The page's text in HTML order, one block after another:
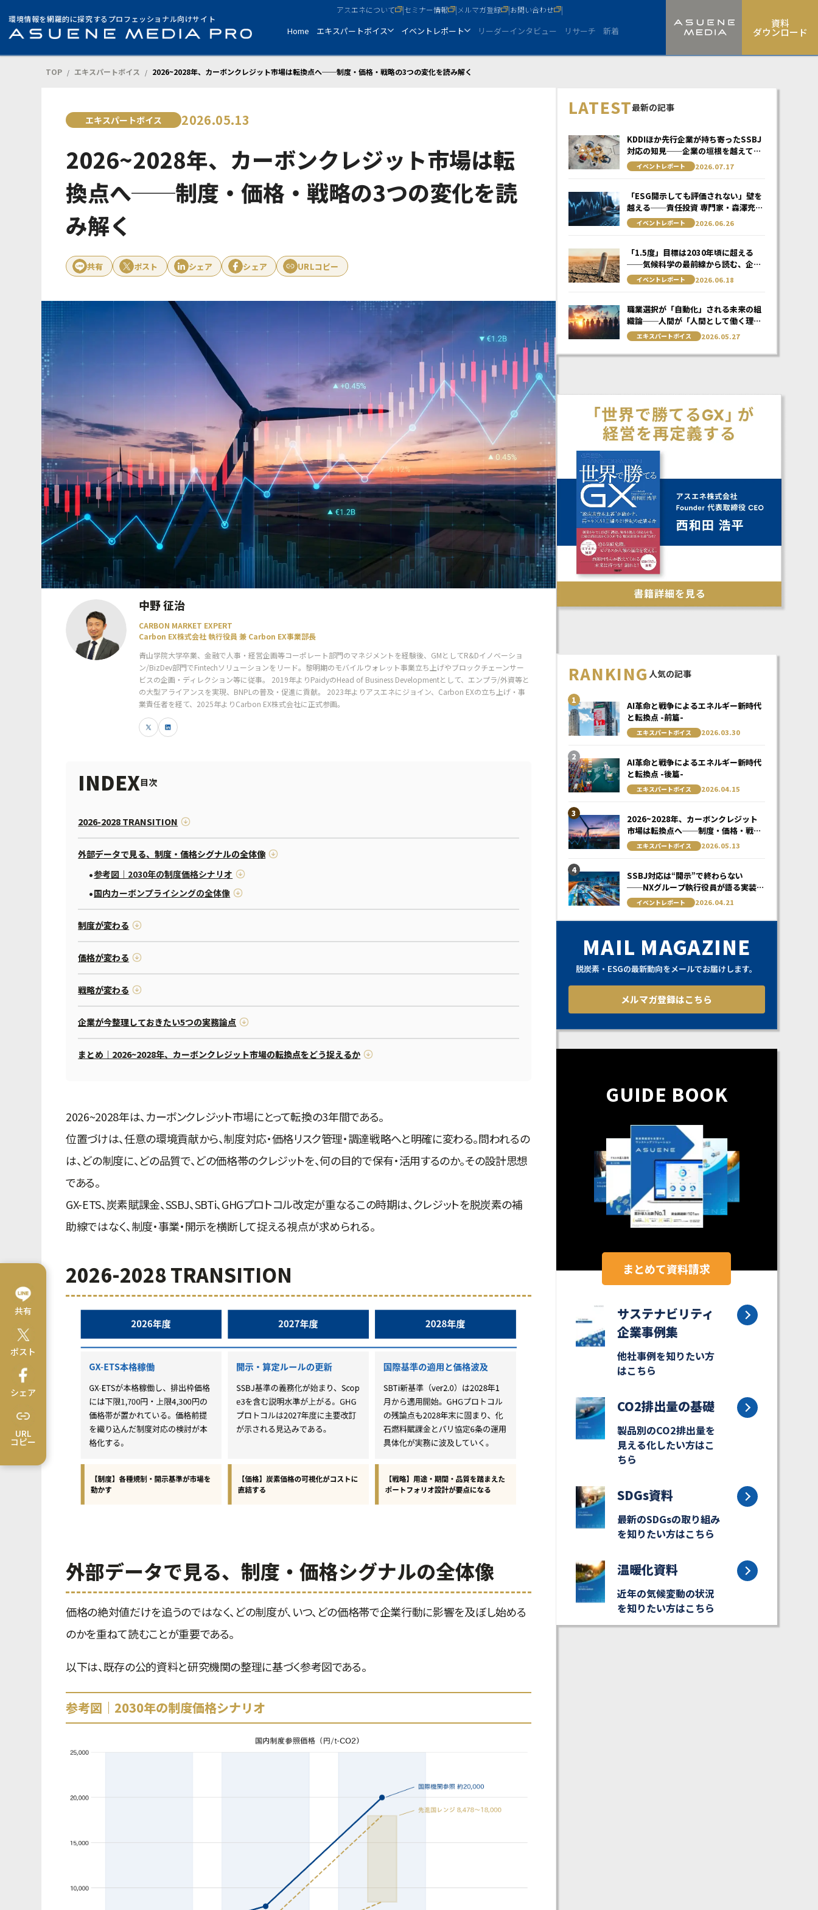
アスエネについて |セミナー情報 | メルマガ登録 |お問い合わせ
|
環境情報を網羅的に探究するプロフェッショナル向けサイト
Home エキスパートボイス イベントレポート リーダーインタビュー リサーチ 新着
資料
ダウンロード
共有
ポスト
シェア
URL
コピー
TOP / エキスパートボイス / 2026~2028年、カーボンクレジット市場は転換点へ──制度・価格・戦略の3つの変化を読み解く
エキスパートボイス 2026.05.13
2026~2028年、カーボンクレジット市場は転
換点へ──制度・価格・戦略の3つの変化を読
み解く
共有 ポスト シェア シェア URLコピー
中野 征治
CARBON MARKET EXPERT
Carbon EX株式会社 執行役員 兼 Carbon EX事業部長
青山学院大学卒業、金融で人事・経営企画等コーポレート部門のマネジメントを経験後、GMとしてR&Dイノベーショ
ン/BizDev部門でFintechソリューションをリード。黎明期のモバイルウォレット事業立ち上げやブロックチェーンサー
ビスの企画・ディレクション等に従事。 2019年よりPaidyのHead of Business Developmentとして、エンプラ/外資等と
の大型アライアンスを実現、BNPLの普及・促進に貢献。 2023年よりアスエネにジョイン、Carbon EXの立ち上げ・事
業責任者を経て、2025年よりCarbon EX株式会社に正式参画。
INDEX目次
2026-2028 TRANSITION
外部データで見る、制度・価格シグナルの全体像
参考図｜2030年の制度価格シナリオ
国内カーボンプライシングの全体像
制度が変わる
価格が変わる
戦略が変わる
企業が今整理しておきたい5つの実務論点
まとめ｜2026~2028年、カーボンクレジット市場の転換点をどう捉えるか
2026~2028年は、カーボンクレジット市場にとって転換の3年間である。
位置づけは、任意の環境貢献から、制度対応・価格リスク管理・調達戦略へと明確に変わる。問われるの
は、どの制度に、どの品質で、どの価格帯のクレジットを、何の目的で保有・活用するのか。その設計思想
である。
GX-ETS、炭素賦課金、SSBJ、SBTi、GHGプロトコル改定が重なるこの時期は、クレジットを脱炭素の補
助線ではなく、制度・事業・開示を横断して捉える視点が求められる。
2026-2028 TRANSITION
外部データで見る、制度・価格シグナルの全体像
価格の絶対値だけを追うのではなく、どの制度が、いつ、どの価格帯で企業行動に影響を及ぼし始める
のかを重ねて読むことが重要である。
以下は、既存の公的資料と研究機関の整理に基づく参考図である。
参考図｜2030年の制度価格シナリオ
LATEST最新の記事
KDDIほか先行企業が持ち寄ったSSBJ
対応の知見──企業の垣根を越えて掴
んだ糸口
イベントレポート 2026.07.17
「ESG開示しても評価されない」壁を
越える──責任投資 専門家・森澤充世
氏が説く、日本企業の勝ち筋
イベントレポート 2026.06.26
「1.5度」目標は2030年頃に超える
──気候科学の最前線から読む、企業
GX戦略のリアルな出発点
イベントレポート 2026.06.18
職業選択が「自動化」される未来の組
織論──人間が「人間として働く理
由」を、経営者はどう再定義すべきか
エキスパートボイス 2026.05.27
RANKING 人気の記事
1
AI革命と戦争によるエネルギー新時代
と転換点 -前篇-
エキスパートボイス 2026.03.30
2
AI革命と戦争によるエネルギー新時代
と転換点 -後篇-
エキスパートボイス 2026.04.15
3
2026~2028年、カーボンクレジット
市場は転換点へ──制度・価格・戦略
の3つの変化を読み解く
エキスパートボイス 2026.05.13
4
SSBJ対応は“開示”で終わらない
──NXグループ執行役員が語る実装の
リアル
イベントレポート 2026.04.21
MAIL MAGAZINE
脱炭素・ESGの最新動向をメールでお届けします。
メルマガ登録はこちら
GUIDE BOOK
まとめて資料請求
サステナビリティ
企業事例集
他社事例を知りたい方
はこちら
CO2排出量の基礎
製品別のCO2排出量を
見える化したい方はこ
ちら
SDGs資料
最新のSDGsの取り組み
を知りたい方はこちら
温暖化資料
近年の気候変動の状況
を知りたい方はこちら